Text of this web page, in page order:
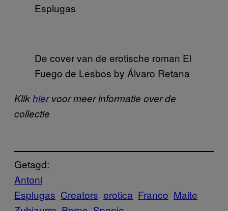
Esplugas
De cover van de erotische roman El
Fuego de Lesbos by Álvaro Retana
Klikhiervoor meer informatie over de
collectie
Getagd:
Antoni
Esplugas Creators erotica Franco Maite